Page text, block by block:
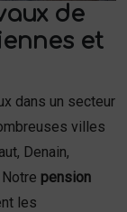
de
et
dans un secteur
villes
Denain,
pension
les